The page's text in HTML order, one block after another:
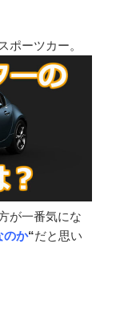
ポーツカー。
が一番気にな
のか“だと思い